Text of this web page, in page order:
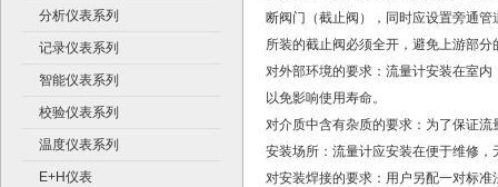
分析仪表系列
记录仪表系列
智能仪表系列
校验仪表系列
温度仪表系列
E+H仪表
断阀门（截止阀），同时应设置旁通
所装的截止阀必须全开，避免上游部
对外部环境的要求：流量计安装在室
以免影响使用寿命。
对介质中含有杂质的要求：为了保证
安装场所：流量计应安装在便于维修
对安装焊接的要求：用户另配一对标